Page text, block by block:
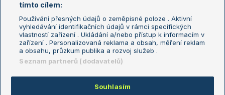
Podmínky užití
Nastavení soukromí
GDPR a žurnalistika
Reklama
Kontakt
Informace o zpracování osobních
údajů
tímto cílem:
Používání přesných údajů o zeměpisné poloze . Aktivní
vyhledávání identifikačních údajů v rámci specifických
vlastností zařízení . Ukládání a/nebo přístup k informacím v
zařízení . Personalizovaná reklama a obsah, měření reklam
a obsahu, průzkum publika a rozvoj služeb .
Seznam partnerů (dodavatelů)
Souhlasím